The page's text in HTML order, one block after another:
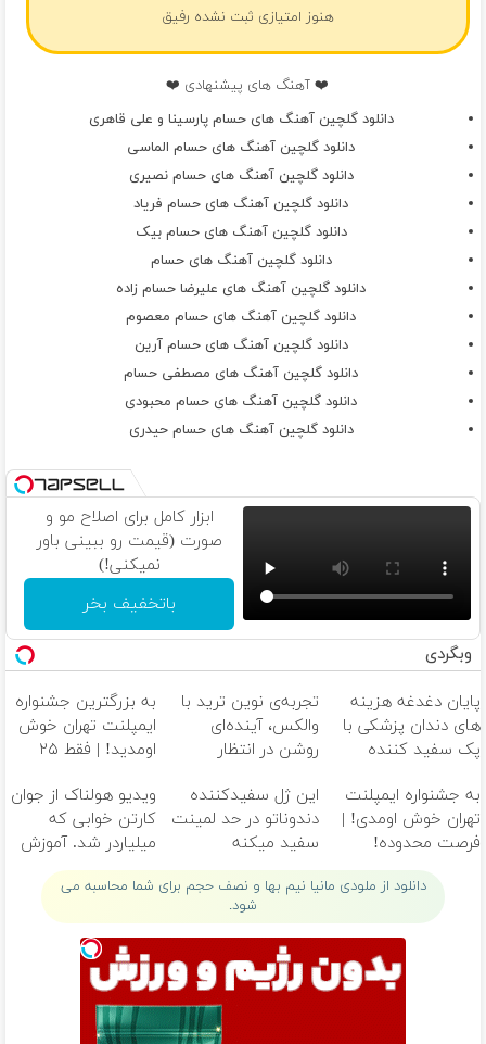
هنوز امتیازی ثبت نشده رفیق
❤️ آهنگ های پیشنهادی ❤️
دانلود گلچین آهنگ های حسام پارسینا و علی قاهری
دانلود گلچین آهنگ های حسام الماسی
دانلود گلچین آهنگ های حسام نصیری
دانلود گلچین آهنگ های حسام فریاد
دانلود گلچین آهنگ های حسام بیک
دانلود گلچین آهنگ های حسام
دانلود گلچین آهنگ های علیرضا حسام زاده
دانلود گلچین آهنگ های حسام معصوم
دانلود گلچین آهنگ های حسام آرین
دانلود گلچین آهنگ های مصطفی حسام
دانلود گلچین آهنگ های حسام محبودی
دانلود گلچین آهنگ های حسام حیدری
ابزار کامل برای اصلاح مو و
صورت (قیمت رو ببینی باور
نمیکنی!)
باتخفیف بخر
وبگردی
پایان دغدغه هزینه
های دندان پزشکی با
پک سفید کننده
تجربه‌ی نوین ترید با
والکس، آینده‌ای
روشن در انتظار
به بزرگترین جشنواره
ایمپلنت تهران خوش
اومدید! | فقط ۲۵
به جشنواره ایمپلنت
تهران خوش اومدی! |
فرصت محدوده!
این ژل سفیدکننده
دندوناتو در حد لمینت
سفید میکنه
ویدیو هولناک از جوان
کارتن خوابی که
میلیاردر شد. آموزش
رایگان
دانلود از ملودی مانیا نیم بها و نصف حجم برای شما محاسبه می
شود.